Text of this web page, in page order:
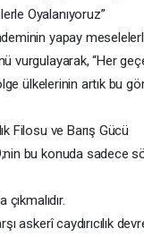
Oyalanıyoruz”
yapay
vurgulayarak, “Her
ülkelerinin artık
Filosu ve Barış Gücü
bu konuda sadece
askerî caydırıcılık